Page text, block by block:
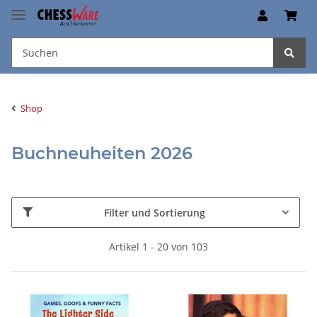
Shop
Buchneuheiten 2026
Filter und Sortierung
Artikel 1 - 20 von 103